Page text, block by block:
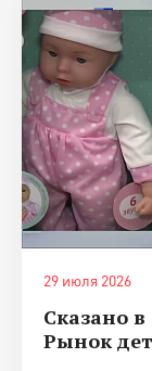
29 июля 2026
Сказано
Рынок